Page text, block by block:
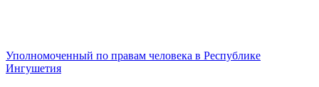
Уполномоченный по правам человека в Республике
Ингушетия